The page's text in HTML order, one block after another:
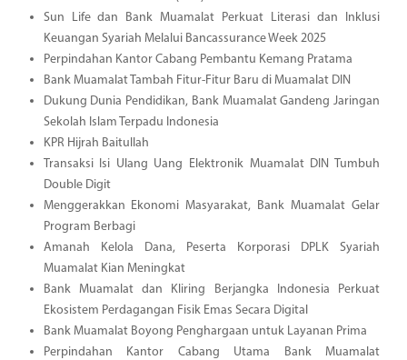
Sun Life dan Bank Muamalat Perkuat Literasi dan Inklusi
Keuangan Syariah Melalui Bancassurance Week 2025
Perpindahan Kantor Cabang Pembantu Kemang Pratama
Bank Muamalat Tambah Fitur-Fitur Baru di Muamalat DIN
Dukung Dunia Pendidikan, Bank Muamalat Gandeng Jaringan
Sekolah Islam Terpadu Indonesia
KPR Hijrah Baitullah
Transaksi Isi Ulang Uang Elektronik Muamalat DIN Tumbuh
Double Digit
Menggerakkan Ekonomi Masyarakat, Bank Muamalat Gelar
Program Berbagi
Amanah Kelola Dana, Peserta Korporasi DPLK Syariah
Muamalat Kian Meningkat
Bank Muamalat dan Kliring Berjangka Indonesia Perkuat
Ekosistem Perdagangan Fisik Emas Secara Digital
Bank Muamalat Boyong Penghargaan untuk Layanan Prima
Perpindahan Kantor Cabang Utama Bank Muamalat